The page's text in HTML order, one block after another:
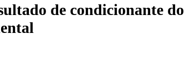
de condicionante do